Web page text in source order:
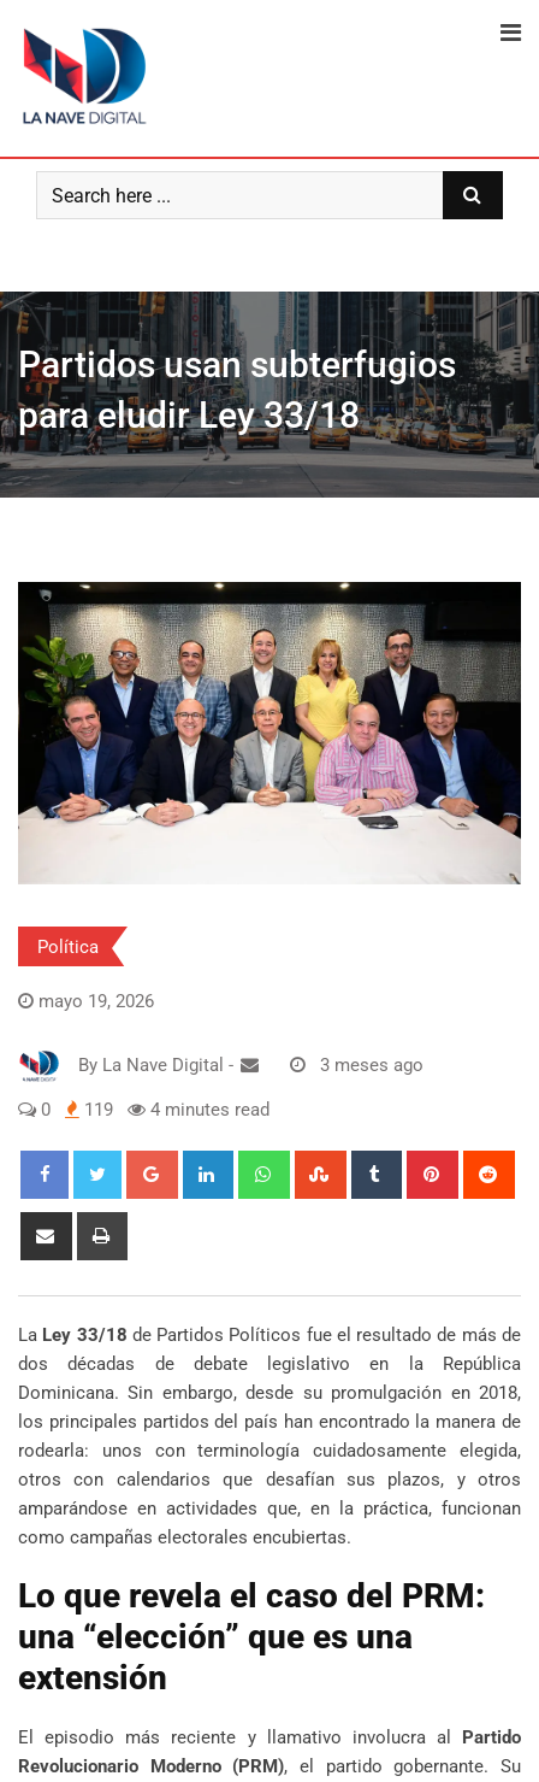
content
Partidos usan subterfugios
para eludir Ley 33/18
Política
mayo 19, 2026
By La Nave Digital - 3 meses ago
0 119 4 minutes read
Google+ LinkedIn WhatsappStumbleUpon
Tumblr Pinterest
Share
La Ley 33/18 de Partidos Políticos fue el resultado de más de
dos décadas de debate legislativo en la República
Dominicana. Sin embargo, desde su promulgación en 2018,
los principales partidos del país han encontrado la manera de
rodearla: unos con terminología cuidadosamente elegida,
otros con calendarios que desafían sus plazos, y otros
amparándose en actividades que, en la práctica, funcionan
como campañas electorales encubiertas.
Lo que revela el caso del PRM:
una “elección” que es una
extensión
El episodio más reciente y llamativo involucra al Partido
Revolucionario Moderno (PRM), el partido gobernante. Su